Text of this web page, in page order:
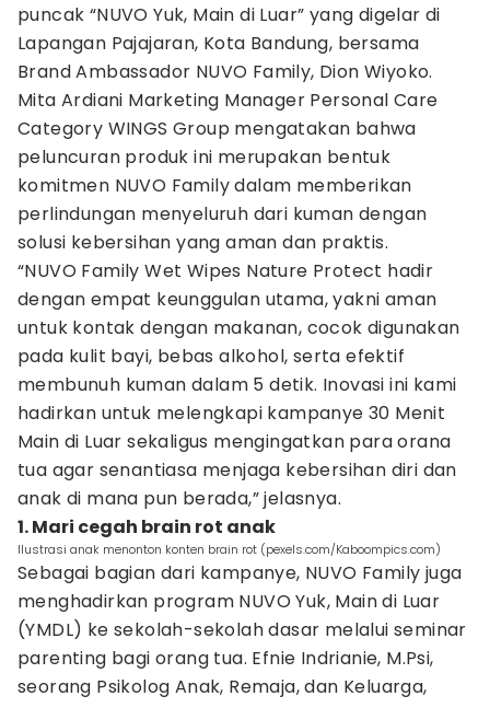
puncak “NUVO Yuk, Main di Luar” yang digelar di
Lapangan Pajajaran, Kota Bandung, bersama
Brand Ambassador NUVO Family, Dion Wiyoko.
Mita Ardiani Marketing Manager Personal Care
Category WINGS Group mengatakan bahwa
peluncuran produk ini merupakan bentuk
komitmen NUVO Family dalam memberikan
perlindungan menyeluruh dari kuman dengan
solusi kebersihan yang aman dan praktis.
“NUVO Family Wet Wipes Nature Protect hadir
dengan empat keunggulan utama, yakni aman
untuk kontak dengan makanan, cocok digunakan
pada kulit bayi, bebas alkohol, serta efektif
membunuh kuman dalam 5 detik. Inovasi ini kami
hadirkan untuk melengkapi kampanye 30 Menit
Main di Luar sekaligus mengingatkan para orana
tua agar senantiasa menjaga kebersihan diri dan
anak di mana pun berada,” jelasnya.
1. Mari cegah brain rot anak
Ilustrasi anak menonton konten brain rot (pexels.com/Kaboompics.com)
Sebagai bagian dari kampanye, NUVO Family juga
menghadirkan program NUVO Yuk, Main di Luar
(YMDL) ke sekolah-sekolah dasar melalui seminar
parenting bagi orang tua. Efnie Indrianie, M.Psi,
seorang Psikolog Anak, Remaja, dan Keluarga,